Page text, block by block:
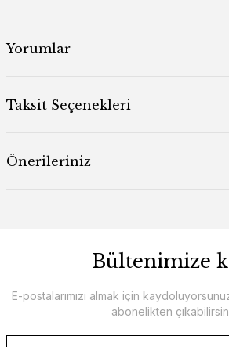
Yorumlar
Taksit Seçenekleri
Önerileriniz
Bültenimize
E-postalarımızı almak için
abonelikten